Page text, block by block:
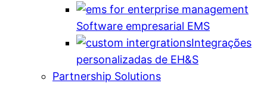
Software empresarial EMS
Integrações
personalizadas de EH&S
Partnership Solutions